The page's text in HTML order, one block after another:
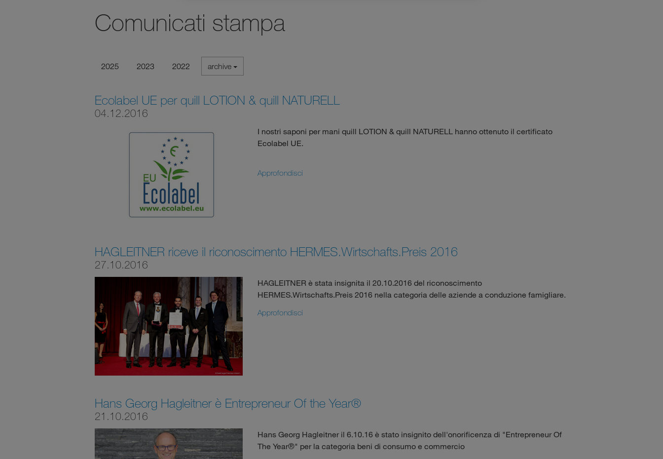
Comunicati stampa
2025 2023 2022 archive
Ecolabel UE per quill LOTION & quill NATURELL
04.12.2016
I nostri saponi per mani quill LOTION & quill NATURELL hanno ottenuto il certificato
Ecolabel UE.
Approfondisci
HAGLEITNER riceve il riconoscimento HERMES.Wirtschafts.Preis 2016
27.10.2016
HAGLEITNER è stata insignita il 20.10.2016 del riconoscimento
HERMES.Wirtschafts.Preis 2016 nella categoria delle aziende a conduzione famigliare.
Approfondisci
Hans Georg Hagleitner è Entrepreneur Of the Year®
21.10.2016
Hans Georg Hagleitner il 6.10.16 è stato insignito dell'onorificenza di "Entrepreneur Of
The Year®" per la categoria beni di consumo e commercio